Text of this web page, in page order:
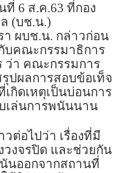
6 ส.ค.63 ที่กอง
(บช.น.)​
ผบช.น. กล่าวก่อน
บคณะกรรมาธิการ
ว่า คณะกรรมการ
ปผลการสอบข้อเท็จ
กิดเหตุเป็นบ่อนการ
เล่นการพนันนาน
ต่อไปว่า เรื่องที่มี
งจรปิด และช่วยกัน
นออกจากสถานที่